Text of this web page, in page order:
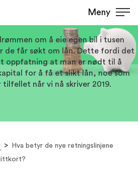
Meny
nye retningslinjene
og kredittkort?
om å eie egen bil i tusen
de får søkt om lån. Dette fordi det
oppfatning at man er nødt til å
for å få et slikt lån, noe som
når vi nå skriver 2019.
Hva betyr de nye retningslinjene